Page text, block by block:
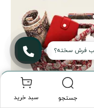
جستجو سبد خرید